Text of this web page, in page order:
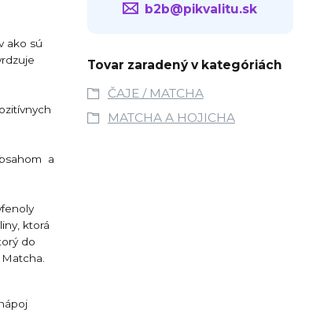
ako sú
a
ktorá
do
b2b@pikvalitu.sk
Tovar zaradený v kategóriách
ČAJE / MATCHA
MATCHA A HOJICHA